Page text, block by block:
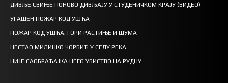
ДИВЉЕ СВИЊЕ ПОНОВО ДИВЉАЈУ У СТУДЕНИЧКОМ КРАЈУ (ВИДЕО)
УГАШЕН ПОЖАР КОД УШЋА
ПОЖАР КОД УШЋА, ГОРИ РАСТИЊЕ И ШУМА
НЕСТАО МИЛИНКО ЧОРБИЋ У СЕЛУ РЕКА
НИЈЕ САОБРАЋАЈКА НЕГО УБИСТВО НА РУДНУ